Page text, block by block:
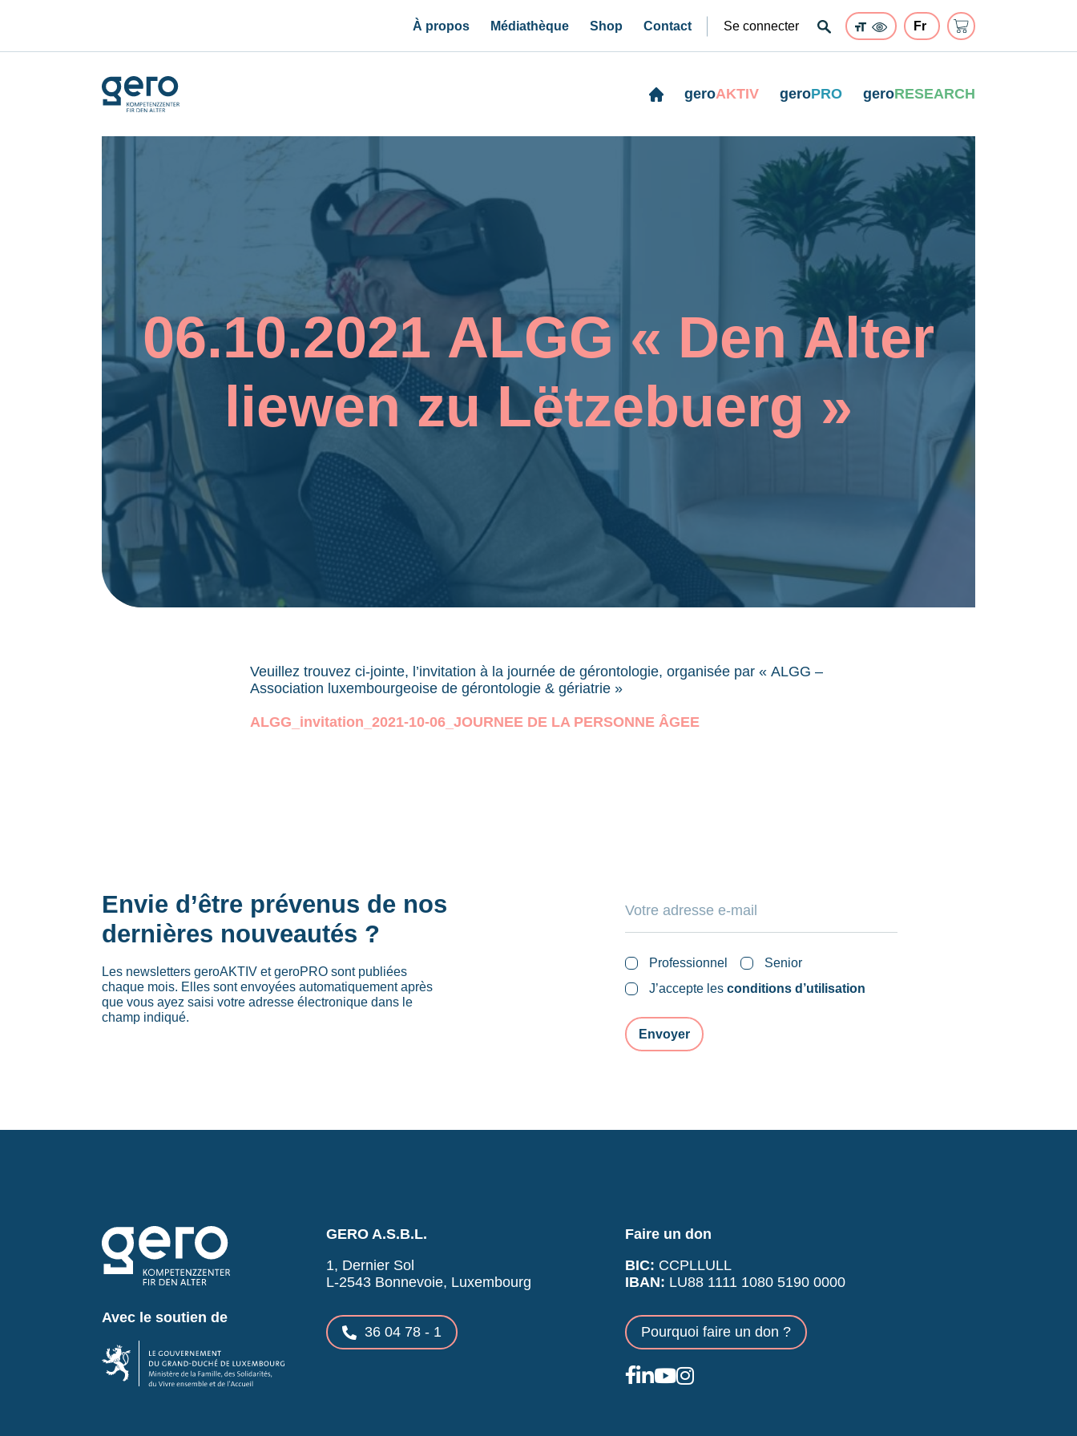
À propos Médiathèque Shop Contact Se connecter
geroAKTIV geroPRO geroRESEARCH
06.10.2021 ALGG « Den Alter
liewen zu Lëtzebuerg »
Veuillez trouvez ci-jointe, l’invitation à la journée de gérontologie, organisée par « ALGG –
Association luxembourgeoise de gérontologie & gériatrie »
ALGG_invitation_2021-10-06_JOURNEE DE LA PERSONNE ÂGEE
Envie d’être prévenus de nos
dernières nouveautés ?
Les newsletters geroAKTIV et geroPRO sont publiées
chaque mois. Elles sont envoyées automatiquement après
que vous ayez saisi votre adresse électronique dans le
champ indiqué.
Professionnel
Senior
J’accepte lesconditions d’utilisation
Avec le soutien de
GERO A.S.B.L.
1, Dernier Sol
L-2543 Bonnevoie, Luxembourg
36 04 78 - 1
Faire un don
BIC: CCPLLULL
IBAN: LU88 1111 1080 5190 0000
Pourquoi faire un don ?